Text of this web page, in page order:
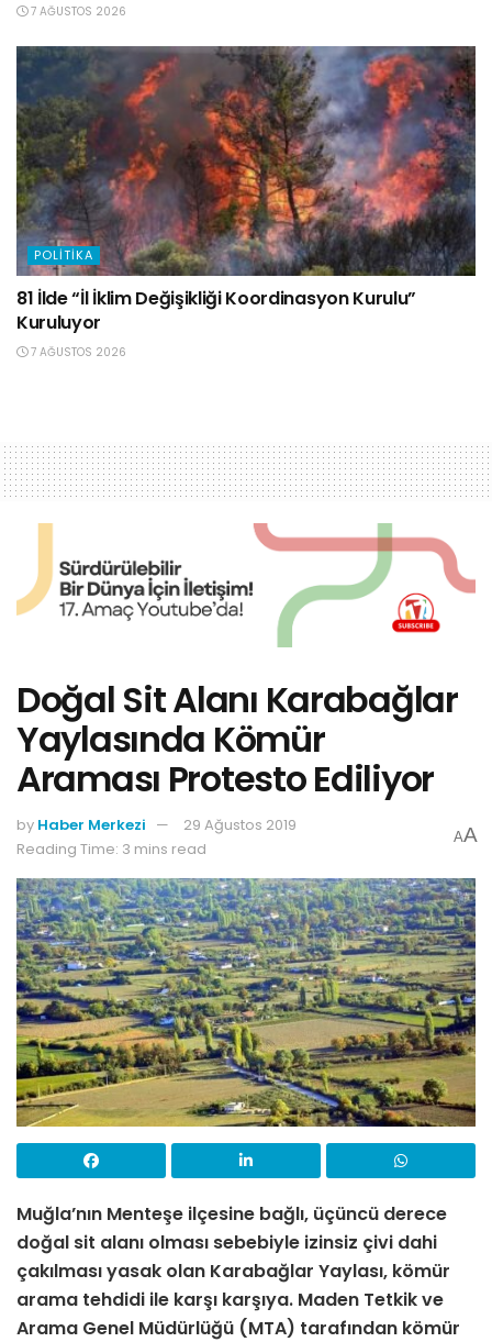
7 AĞUSTOS 2026
POLITIKA
81 İlde “İl İklim Değişikliği Koordinasyon Kurulu”
Kuruluyor
7 AĞUSTOS 2026
Doğal Sit Alanı Karabağlar
Yaylasında Kömür
Araması Protesto Ediliyor
by Haber Merkezi
29 Ağustos 2019
Reading Time: 3 mins read
AA
Muğla’nın Menteşe ilçesine bağlı, üçüncü derece
doğal sit alanı olması sebebiyle izinsiz çivi dahi
çakılması yasak olan Karabağlar Yaylası, kömür
arama tehdidi ile karşı karşıya. Maden Tetkik ve
Arama Genel Müdürlüğü (MTA) tarafından kömür